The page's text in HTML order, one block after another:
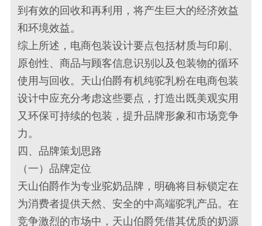
到有效的回收和再利用，将产生巨大的经济效益
和环境效益。
综上所述，电商包装设计要点包括材质与印刷、
原创性、商品与顾客信息识别以及包装物的循环
使用与回收。天山伯爵有机纯驼乳粉在电商包装
设计中应充分考虑这些要点，打造出既美观实用
又环保可持续的包装，提升品牌形象和市场竞争
力。
四、品牌策划思路
（一）品牌定位
天山伯爵作为专业驼奶品牌，明确将目标锁定在
为消费者提供天然、安全的中高端驼乳产品。在
竞争激烈的市场中，天山伯爵凭借其优质的奶源